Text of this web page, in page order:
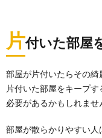
片付いた部屋
部屋が片付いたらその綺
片付いた部屋をキープ
必要があるかもしれませ
部屋が散らかりやすい